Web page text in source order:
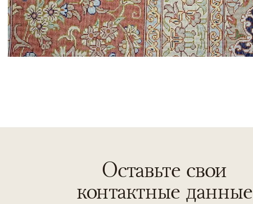
Оставьте свои
контактные данные